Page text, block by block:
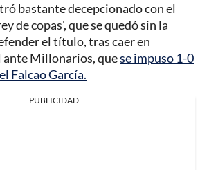
bastante decepcionado con el
de copas', que se quedó sin la
el título, tras caer en
ante Millonarios, quese impuso 1-0
Falcao García.
PUBLICIDAD